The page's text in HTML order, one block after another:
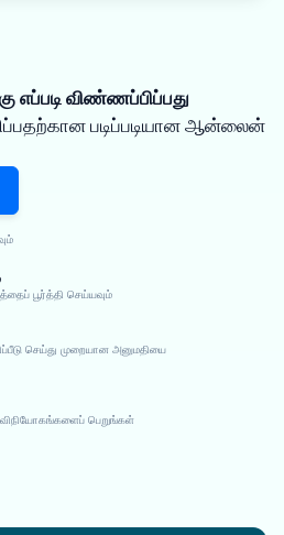
விண்ணப்பிப்பது
படிப்படியான ஆன்லைன்
பூர்த்தி செய்யவும்
செய்து முறையான அனுமதியை
பெறுங்கள்